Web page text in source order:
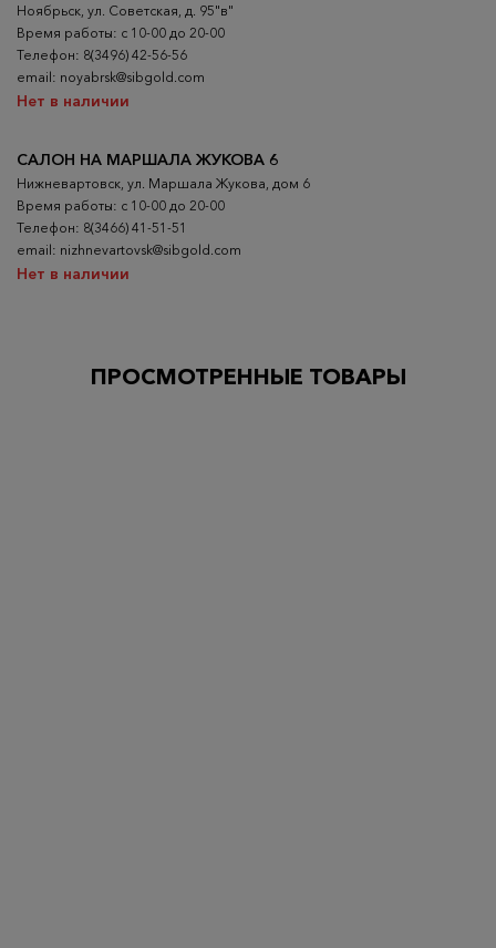
Ноябрьск, ул. Советская, д. 95"в"
Время работы: с 10-00 до 20-00
Телефон: 8(3496) 42-56-56
email: noyabrsk@sibgold.com
Нет в наличии
САЛОН НА МАРШАЛА ЖУКОВА 6
Нижневартовск, ул. Маршала Жукова, дом 6
Время работы: с 10-00 до 20-00
Телефон: 8(3466) 41-51-51
email: nizhnevartovsk@sibgold.com
Нет в наличии
ПРОСМОТРЕННЫЕ ТОВАРЫ